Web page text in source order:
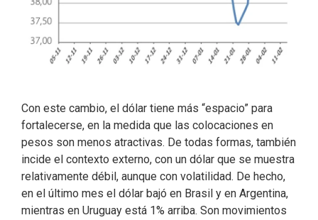
Con este cambio, el dólar tiene más “espacio” para
fortalecerse, en la medida que las colocaciones en
pesos son menos atractivas. De todas formas, también
incide el contexto externo, con un dólar que se muestra
relativamente débil, aunque con volatilidad. De hecho,
en el último mes el dólar bajó en Brasil y en Argentina,
mientras en Uruguay está 1% arriba. Son movimientos